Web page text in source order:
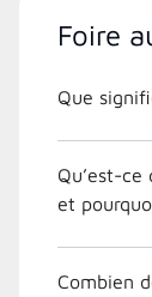
Foire
Que
Qu’est-
et
Combien